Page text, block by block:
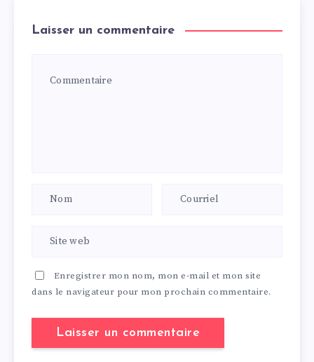
Laisser un commentaire
Enregistrer mon nom, mon e-mail et mon site
dans le navigateur pour mon prochain commentaire.